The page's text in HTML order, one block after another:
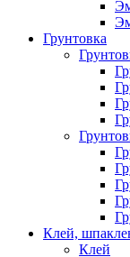
Грунтовка
Клей,
Клей